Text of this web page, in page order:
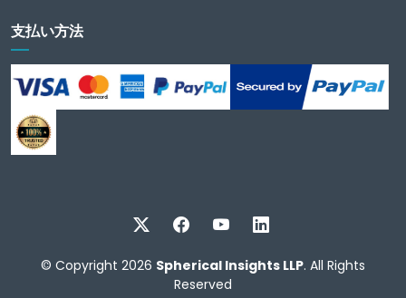
支払い方法
© Copyright 2026 Spherical Insights LLP. All Rights
Reserved